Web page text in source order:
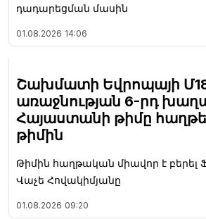
դադարեցման մասին
01.08.2026 14:06
Շախմատի Եվրոպայի
առաջնության 6-րդ
Հայաստանի թիմը հաղթել
թիմին
Թիմին հաղթական միավոր է
Վաչե Հովակիմյանը
01.08.2026 09:20